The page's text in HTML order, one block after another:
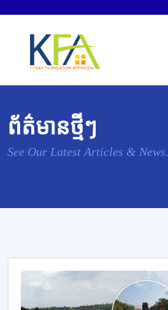
ព័ត៌មានថ្មីៗ
See Our Latest Articles & News.